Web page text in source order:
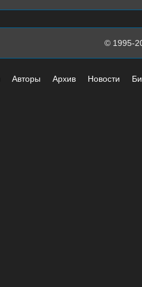
© 1995-
Авторы Архив Новости